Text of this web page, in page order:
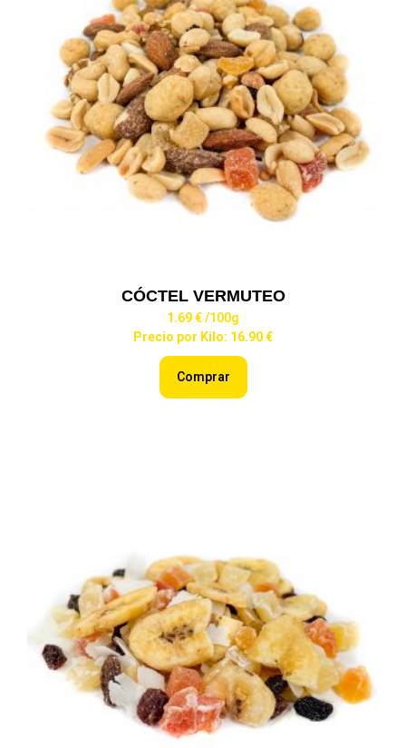
CÓCTEL VERMUTEO
1.69 €/100g
Precio por Kilo: 16.90 €
Comprar